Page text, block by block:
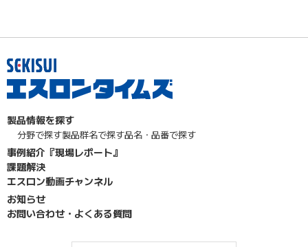
製品情報を探す
分野で探す製品群名で探す品名・品番で探す
事例紹介『現場レポート』
課題解決
エスロン動画チャンネル
お知らせ
お問い合わせ・よくある質問